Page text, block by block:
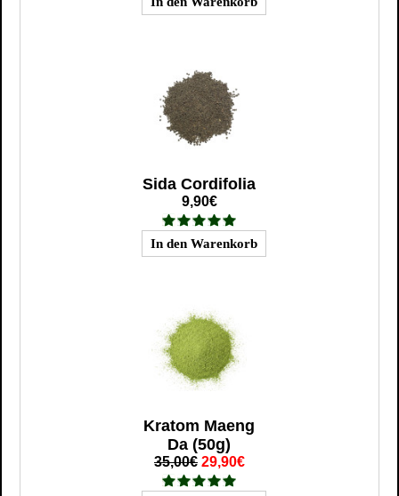
Sida Cordifolia
9,90€
Kratom Maeng
Da (50g)
35,00€ 29,90€